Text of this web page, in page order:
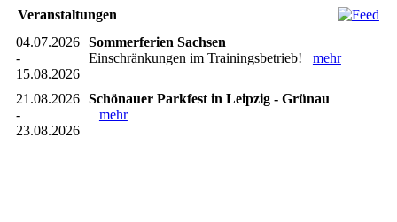
Veranstaltungen
04.07.2026
-
15.08.2026
Sommerferien Sachsen
Einschränkungen im Trainingsbetrieb! mehr
21.08.2026
-
23.08.2026
Schönauer Parkfest in Leipzig - Grünau
mehr